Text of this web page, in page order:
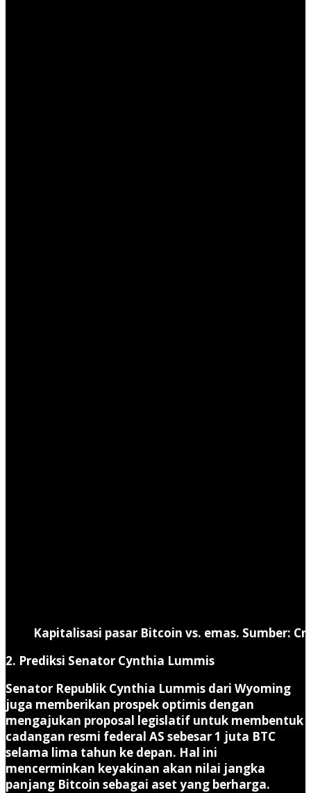
Kapitalisasi pasar Bitcoin vs. emas. Sumber:
2. Prediksi Senator Cynthia Lummis
Senator Republik Cynthia Lummis dari Wyoming
juga memberikan prospek optimis dengan
mengajukan proposal legislatif untuk membentuk
cadangan resmi federal AS sebesar 1 juta BTC
selama lima tahun ke depan. Hal ini
mencerminkan keyakinan akan nilai jangka
panjang Bitcoin sebagai aset yang berharga.